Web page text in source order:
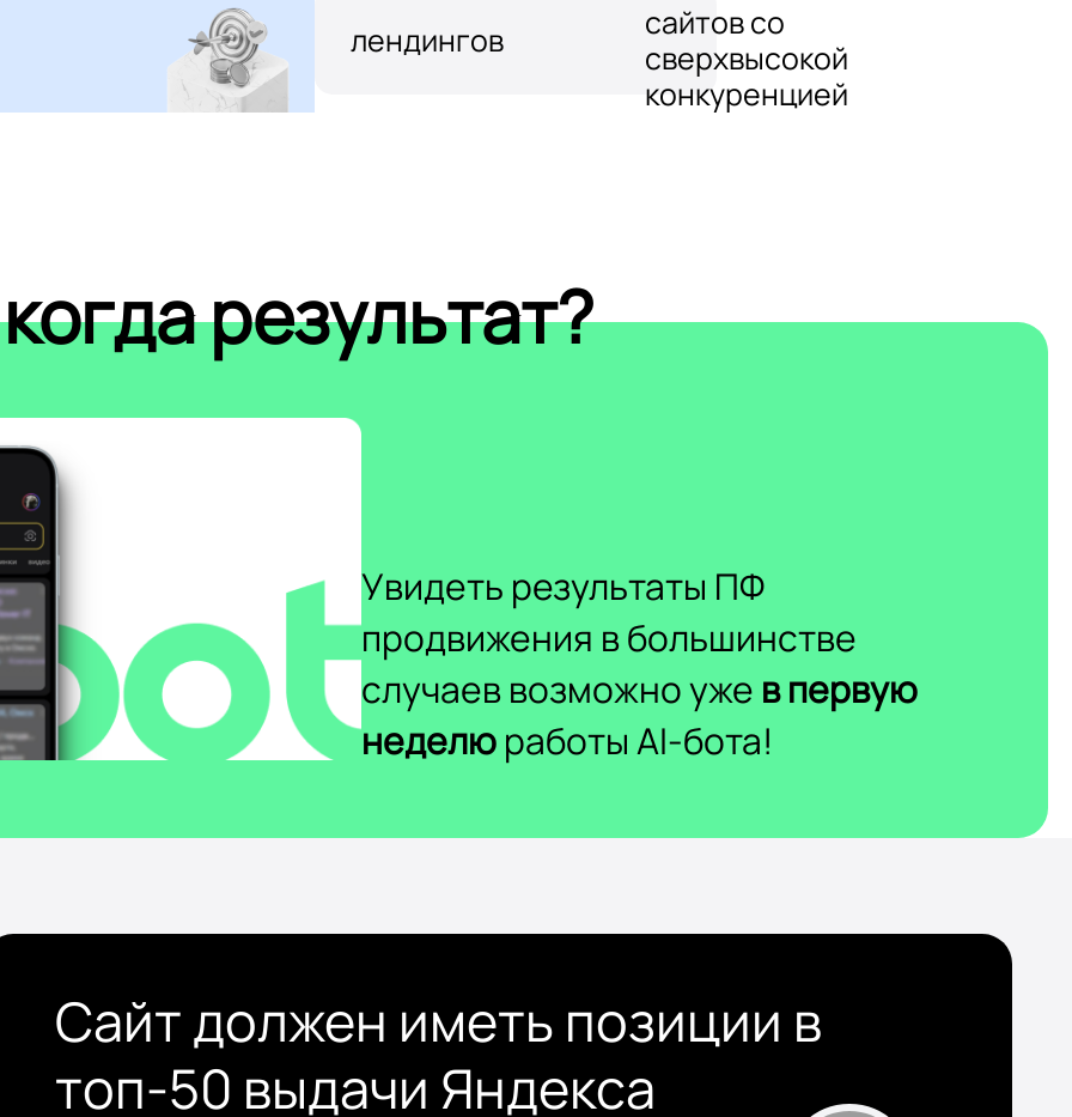
лендингов
сайтов со
сверхвысокой
конкуренцией
результат?
Увидеть результаты ПФ
продвижения в большинстве
случаев возможно уже в первую
неделюработы AI-бота!
Сайт должен иметь позиции в
топ-50 выдачи Яндекса